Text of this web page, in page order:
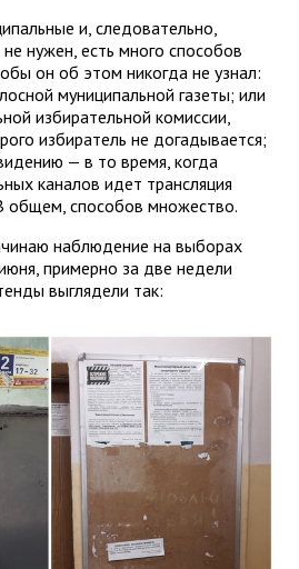
и, следовательно,
нужен, есть много способов
он об этом никогда не узнал:
муниципальной газеты; или
избирательной комиссии,
избиратель не догадывается;
— в то время, когда
каналов идет трансляция
общем, способов множество.
наблюдение на выборах
примерно за две недели
выглядели так: